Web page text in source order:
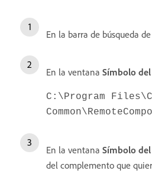
En la barra de búsqueda
En la ventana Símbolo del
C:\Program
En la ventana Símbolo del
del complemento que